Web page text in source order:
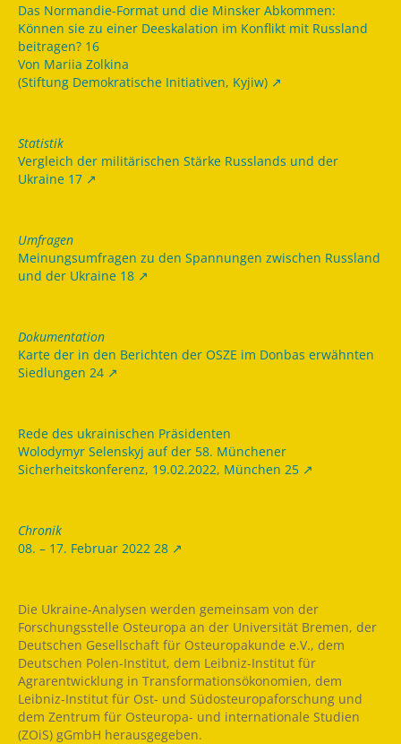
Das Normandie-Format und die Minsker Abkommen:
Können sie zu einer Deeskalation im Konflikt mit Russland
beitragen? 16
Von Mariia Zolkina
(Stiftung Demokratische Initiativen, Kyjiw)
Statistik
Vergleich der militärischen Stärke Russlands und der
Ukraine 17
Umfragen
Meinungsumfragen zu den Spannungen zwischen Russland
und der Ukraine 18
Dokumentation
Karte der in den Berichten der OSZE im Donbas erwähnten
Siedlungen 24
Rede des ukrainischen Präsidenten
Wolodymyr Selenskyj auf der 58. Münchener
Sicherheitskonferenz, 19.02.2022, München 25
Chronik
08. – 17. Februar 2022 28
Die Ukraine-Analysen werden gemeinsam von der
Forschungsstelle Osteuropa an der Universität Bremen, der
Deutschen Gesellschaft für Osteuropakunde e.V., dem
Deutschen Polen-Institut, dem Leibniz-Institut für
Agrarentwicklung in Transformationsökonomien, dem
Leibniz-Institut für Ost- und Südosteuropaforschung und
dem Zentrum für Osteuropa- und internationale Studien
(ZOiS) gGmbH herausgegeben.